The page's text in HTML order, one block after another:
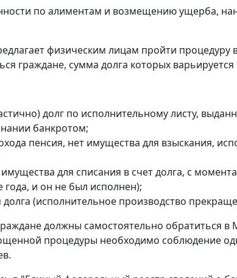
по алиментам и возмещению ущерба,
физическим лицам пройти
граждане, сумма долга которых варьируется
долг по исполнительному листу,
банкротом;
пенсия, нет имущества для взыскания,
для списания в счет долга, с
и он не был исполнен);
(исполнительное производство
должны самостоятельно обратиться в
процедуры необходимо соблюдение